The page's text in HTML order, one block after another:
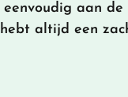
eenvoudig aan
altijd een